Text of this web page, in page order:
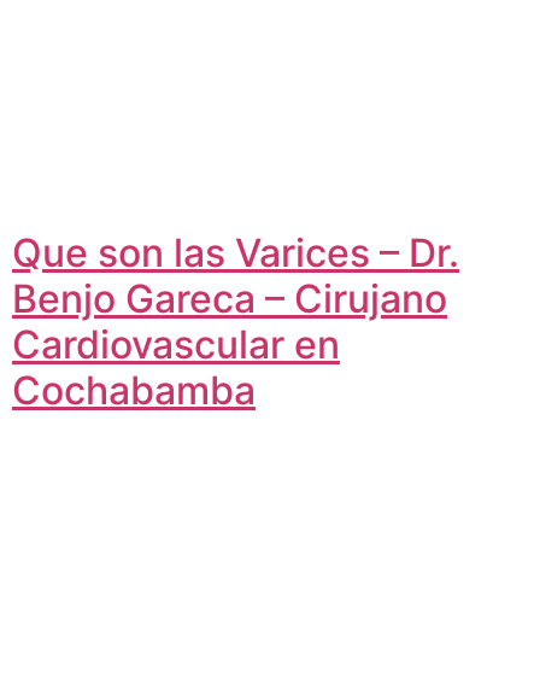
Que son las Varices – Dr.
Benjo Gareca – Cirujano
Cardiovascular en
Cochabamba